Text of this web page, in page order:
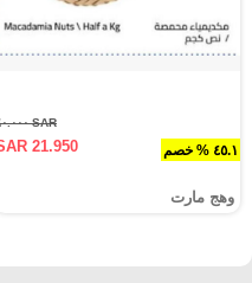
٤٥.١ % خصم
SAR ٤٠.٠٠٠
21.950
وهج مارت